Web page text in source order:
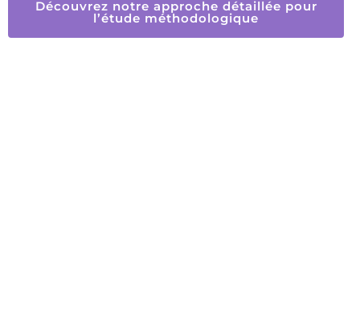
Découvrez notre approche détaillée pour
l’étude méthodologique